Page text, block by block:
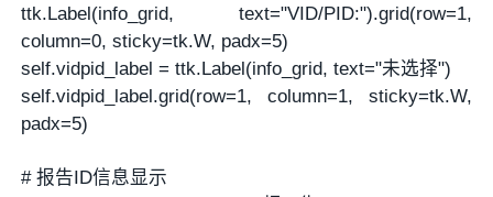
ttk.Label(info_grid, text="VID/PID:").grid(row=1,
column=0, sticky=tk.W, padx=5)
self.vidpid_label = ttk.Label(info_grid, text="未选择")
self.vidpid_label.grid(row=1, column=1, sticky=tk.W,
padx=5)
# 报告ID信息显示